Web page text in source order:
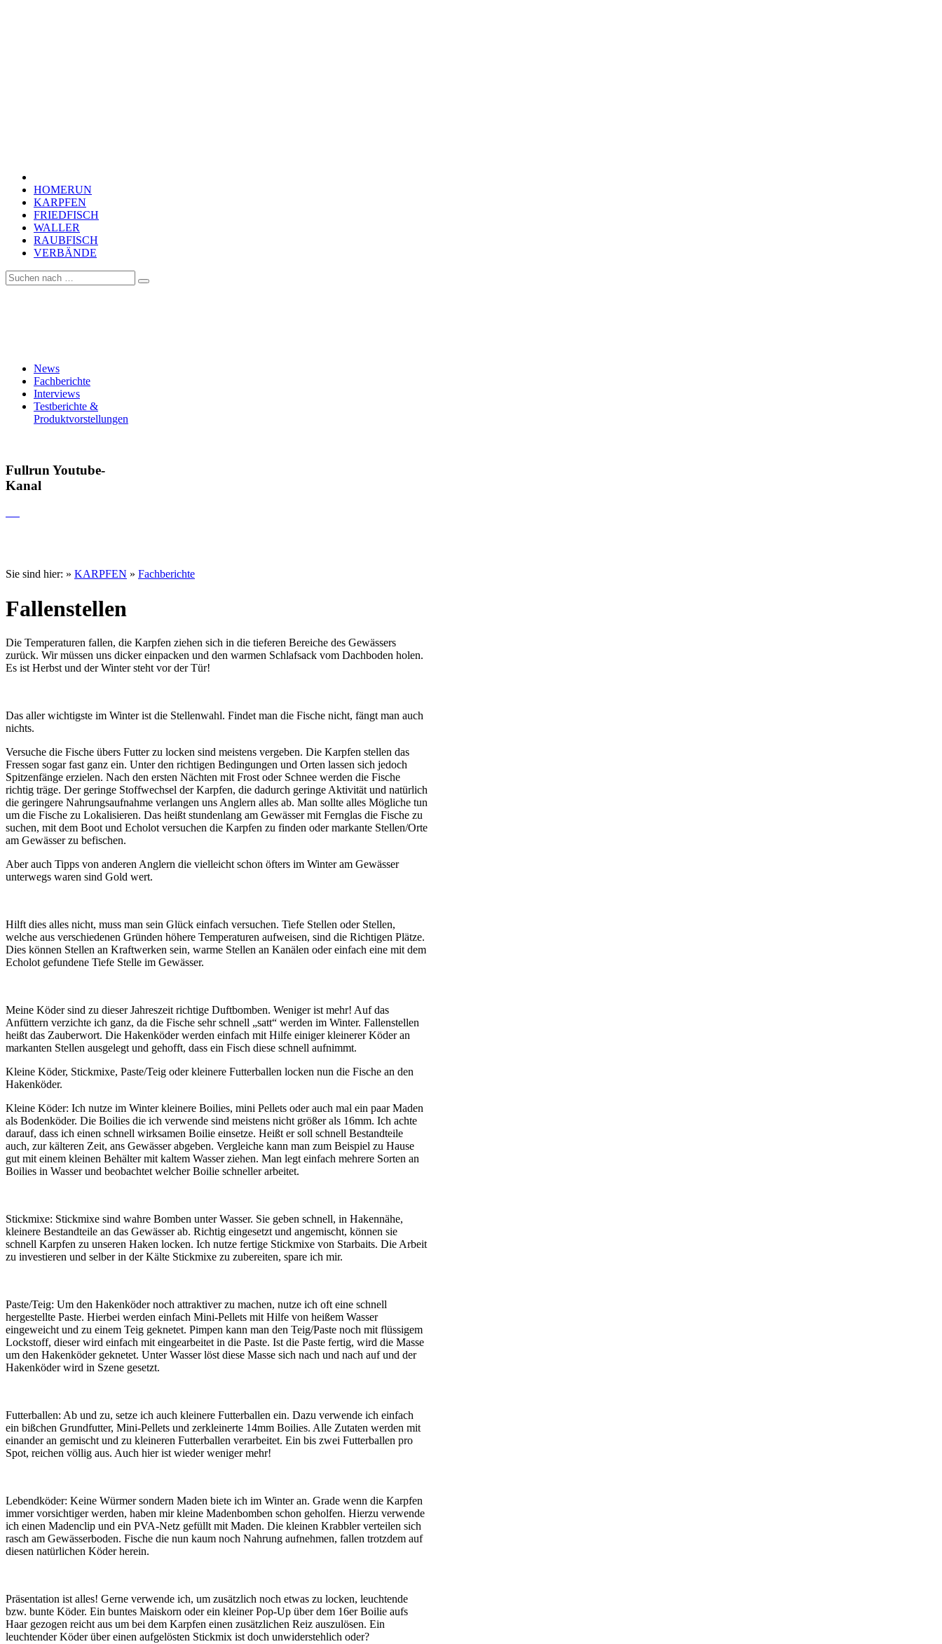
HOMERUN
KARPFEN
FRIEDFISCH
WALLER
RAUBFISCH
VERBÄNDE
News
Fachberichte
Interviews
Testberichte &
Produktvorstellungen
Fullrun Youtube-
Kanal
Sie sind hier: » KARPFEN » Fachberichte
Fallenstellen
Die Temperaturen fallen, die Karpfen ziehen sich in die tieferen Bereiche des Gewässers
zurück. Wir müssen uns dicker einpacken und den warmen Schlafsack vom Dachboden holen.
Es ist Herbst und der Winter steht vor der Tür!
Das aller wichtigste im Winter ist die Stellenwahl. Findet man die Fische nicht, fängt man auch
nichts.
Versuche die Fische übers Futter zu locken sind meistens vergeben. Die Karpfen stellen das
Fressen sogar fast ganz ein. Unter den richtigen Bedingungen und Orten lassen sich jedoch
Spitzenfänge erzielen. Nach den ersten Nächten mit Frost oder Schnee werden die Fische
richtig träge. Der geringe Stoffwechsel der Karpfen, die dadurch geringe Aktivität und natürlich
die geringere Nahrungsaufnahme verlangen uns Anglern alles ab. Man sollte alles Mögliche tun
um die Fische zu Lokalisieren. Das heißt stundenlang am Gewässer mit Fernglas die Fische zu
suchen, mit dem Boot und Echolot versuchen die Karpfen zu finden oder markante Stellen/Orte
am Gewässer zu befischen.
Aber auch Tipps von anderen Anglern die vielleicht schon öfters im Winter am Gewässer
unterwegs waren sind Gold wert.
Hilft dies alles nicht, muss man sein Glück einfach versuchen. Tiefe Stellen oder Stellen,
welche aus verschiedenen Gründen höhere Temperaturen aufweisen, sind die Richtigen Plätze.
Dies können Stellen an Kraftwerken sein, warme Stellen an Kanälen oder einfach eine mit dem
Echolot gefundene Tiefe Stelle im Gewässer.
Meine Köder sind zu dieser Jahreszeit richtige Duftbomben. Weniger ist mehr! Auf das
Anfüttern verzichte ich ganz, da die Fische sehr schnell „satt“ werden im Winter. Fallenstellen
heißt das Zauberwort. Die Hakenköder werden einfach mit Hilfe einiger kleinerer Köder an
markanten Stellen ausgelegt und gehofft, dass ein Fisch diese schnell aufnimmt.
Kleine Köder, Stickmixe, Paste/Teig oder kleinere Futterballen locken nun die Fische an den
Hakenköder.
Kleine Köder: Ich nutze im Winter kleinere Boilies, mini Pellets oder auch mal ein paar Maden
als Bodenköder. Die Boilies die ich verwende sind meistens nicht größer als 16mm. Ich achte
darauf, dass ich einen schnell wirksamen Boilie einsetze. Heißt er soll schnell Bestandteile
auch, zur kälteren Zeit, ans Gewässer abgeben. Vergleiche kann man zum Beispiel zu Hause
gut mit einem kleinen Behälter mit kaltem Wasser ziehen. Man legt einfach mehrere Sorten an
Boilies in Wasser und beobachtet welcher Boilie schneller arbeitet.
Stickmixe: Stickmixe sind wahre Bomben unter Wasser. Sie geben schnell, in Hakennähe,
kleinere Bestandteile an das Gewässer ab. Richtig eingesetzt und angemischt, können sie
schnell Karpfen zu unseren Haken locken. Ich nutze fertige Stickmixe von Starbaits. Die Arbeit
zu investieren und selber in der Kälte Stickmixe zu zubereiten, spare ich mir.
Paste/Teig: Um den Hakenköder noch attraktiver zu machen, nutze ich oft eine schnell
hergestellte Paste. Hierbei werden einfach Mini-Pellets mit Hilfe von heißem Wasser
eingeweicht und zu einem Teig geknetet. Pimpen kann man den Teig/Paste noch mit flüssigem
Lockstoff, dieser wird einfach mit eingearbeitet in die Paste. Ist die Paste fertig, wird die Masse
um den Hakenköder geknetet. Unter Wasser löst diese Masse sich nach und nach auf und der
Hakenköder wird in Szene gesetzt.
Futterballen: Ab und zu, setze ich auch kleinere Futterballen ein. Dazu verwende ich einfach
ein bißchen Grundfutter, Mini-Pellets und zerkleinerte 14mm Boilies. Alle Zutaten werden mit
einander an gemischt und zu kleineren Futterballen verarbeitet. Ein bis zwei Futterballen pro
Spot, reichen völlig aus. Auch hier ist wieder weniger mehr!
Lebendköder: Keine Würmer sondern Maden biete ich im Winter an. Grade wenn die Karpfen
immer vorsichtiger werden, haben mir kleine Madenbomben schon geholfen. Hierzu verwende
ich einen Madenclip und ein PVA-Netz gefüllt mit Maden. Die kleinen Krabbler verteilen sich
rasch am Gewässerboden. Fische die nun kaum noch Nahrung aufnehmen, fallen trotzdem auf
diesen natürlichen Köder herein.
Präsentation ist alles! Gerne verwende ich, um zusätzlich noch etwas zu locken, leuchtende
bzw. bunte Köder. Ein buntes Maiskorn oder ein kleiner Pop-Up über dem 16er Boilie aufs
Haar gezogen reicht aus um bei dem Karpfen einen zusätzlichen Reiz auszulösen. Ein
leuchtender Köder über einen aufgelösten Stickmix ist doch unwiderstehlich oder?